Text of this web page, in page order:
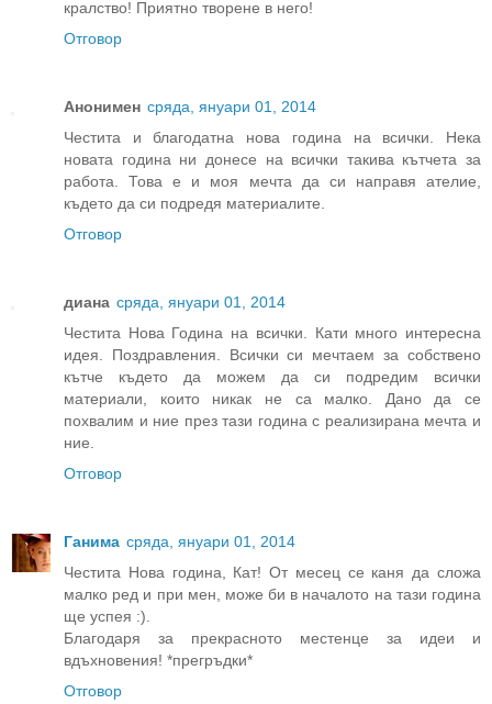
кралство! Приятно творене в него!
Отговор
Анонимен сряда, януари 01, 2014
Честита и благодатна нова година на всички. Нека
новата година ни донесе на всички такива кътчета за
работа. Това е и моя мечта да си направя ателие,
където да си подредя материалите.
Отговор
диана сряда, януари 01, 2014
Честита Нова Година на всички. Кати много интересна
идея. Поздравления. Всички си мечтаем за собствено
кътче където да можем да си подредим всички
материали, които никак не са малко. Дано да се
похвалим и ние през тази година с реализирана мечта и
ние.
Отговор
Ганима сряда, януари 01, 2014
Честита Нова година, Кат! От месец се каня да сложа
малко ред и при мен, може би в началото на тази година
ще успея :).
Благодаря за прекрасното местенце за идеи и
вдъхновения! *прегръдки*
Отговор